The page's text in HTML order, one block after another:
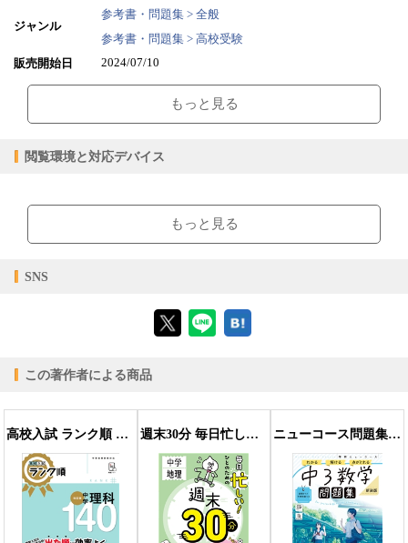
ジャンル
参考書・問題集 > 全般
参考書・問題集 > 高校受験
販売開始日
2024/07/10
ファイルサイズ 99.22MB
もっと見る
閲覧環境と対応デバイス
ブラウザビューア・PC版ConTenDoビューア・モバイルビューア
【対応デバイス】
【PC版ConTenDoビューア】
【モバイルビューア】
もっと見る
SNS
この著作者による商品
高校入試 ランク順 中学理科140 改訂版 週末30分 毎日忙しい！ひとのための週末30分 中学地理 ニューコース問題集 中3数学 新装版